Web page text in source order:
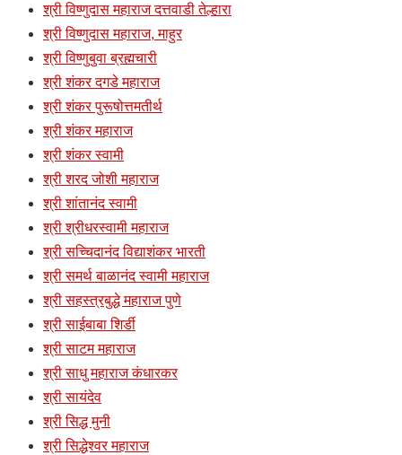
श्री विष्णुदास महाराज दत्तवाडी तेल्हारा
श्री विष्णुदास महाराज, माहुर
श्री विष्णुबुवा ब्रह्मचारी
श्री शंकर दगडे महाराज
श्री शंकर पुरूषोत्तमतीर्थ
श्री शंकर महाराज
श्री शंकर स्वामी
श्री शरद जोशी महाराज
श्री शांतानंद स्वामी
श्री श्रीधरस्वामी महाराज
श्री सच्चिदानंद विद्याशंकर भारती
श्री समर्थ बाळानंद स्वामी महाराज
श्री सहस्त्रबुद्धे महाराज पुणे
श्री साईबाबा शिर्डी
श्री साटम महाराज
श्री साधु महाराज कंधारकर
श्री सायंदेव
श्री सिद्ध मुनी
श्री सिद्धेश्वर महाराज